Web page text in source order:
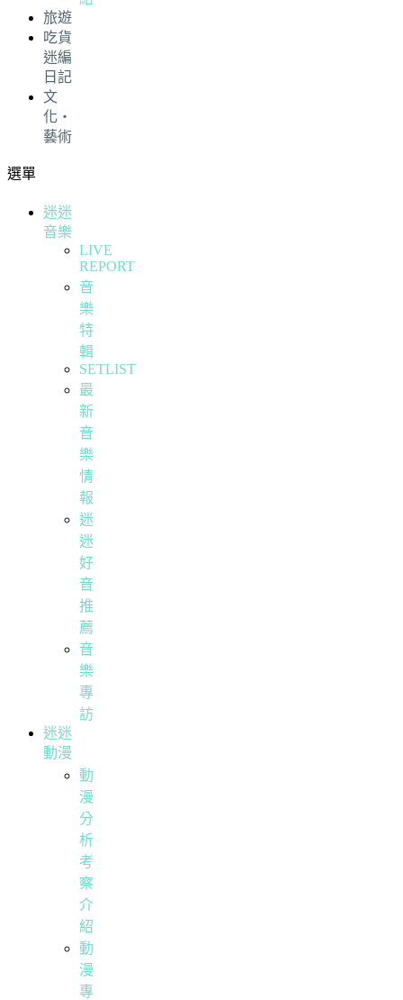
旅遊
吃貨
迷編
日記
文
化・
藝術
選單
迷迷
音樂
LIVE
REPORT
音
樂
特
輯
SETLIST
最
新
音
樂
情
報
迷
迷
好
音
推
薦
音
樂
專
訪
迷迷
動漫
動
漫
分
析
考
察
介
紹
動
漫
專